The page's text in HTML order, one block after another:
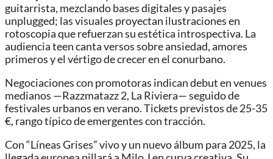
guitarrista, mezclando bases digitales y pasajes
unplugged; las visuales proyectan ilustraciones en
rotoscopia que refuerzan su estética introspectiva. La
audiencia teen canta versos sobre ansiedad, amores
primeros y el vértigo de crecer en el conurbano.
Negociaciones con promotoras indican debut en venues
medianos —Razzmatazz 2, La Riviera— seguido de
festivales urbanos en verano. Tickets previstos de 25-35
€, rango típico de emergentes con tracción.
Con “Líneas Grises” vivo y un nuevo álbum para 2025, la